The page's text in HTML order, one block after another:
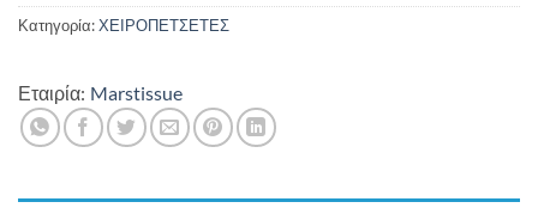
Κατηγορία:ΧΕΙΡΟΠΕΤΣΕΤΕΣ
Εταιρία: Marstissue